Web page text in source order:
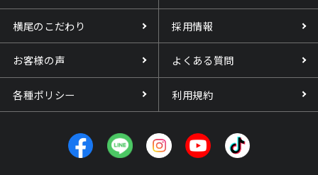
横尾のこだわり 採用情報
お客様の声 よくある質問
各種ポリシー 利用規約